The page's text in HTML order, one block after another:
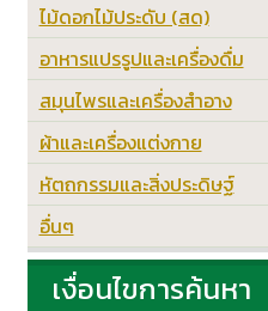
ไม้ดอกไม้ประดับ (สด)
อาหารแปรรูปและเครื่องดื่ม
สมุนไพรและเครื่องสำอาง
ผ้าและเครื่องแต่งกาย
หัตถกรรมและสิ่งประดิษฐ์
อื่นๆ
เงื่อนไขการค้นหา